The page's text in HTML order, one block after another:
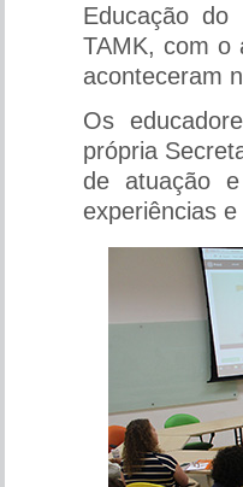
Educação
TAMK, com o
aconteceram
Os
própria
de atuação
experiências